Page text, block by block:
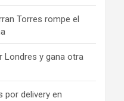
Torres rompe el
Londres y gana otra
por delivery en